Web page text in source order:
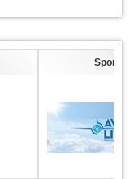
Sponsors